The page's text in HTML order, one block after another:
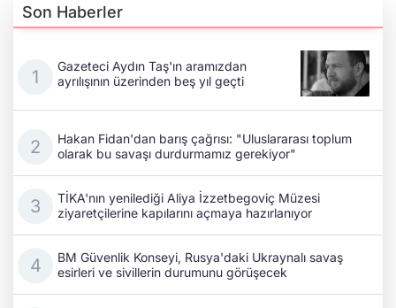
Son Haberler
Gazeteci Aydın Taş'ın aramızdan
ayrılışının üzerinden beş yıl geçti
Hakan Fidan'dan barış çağrısı: "Uluslararası toplum
olarak bu savaşı durdurmamız gerekiyor"
TİKA'nın yenilediği Aliya İzzetbegoviç Müzesi
ziyaretçilerine kapılarını açmaya hazırlanıyor
BM Güvenlik Konseyi, Rusya'daki Ukraynalı savaş
esirleri ve sivillerin durumunu görüşecek